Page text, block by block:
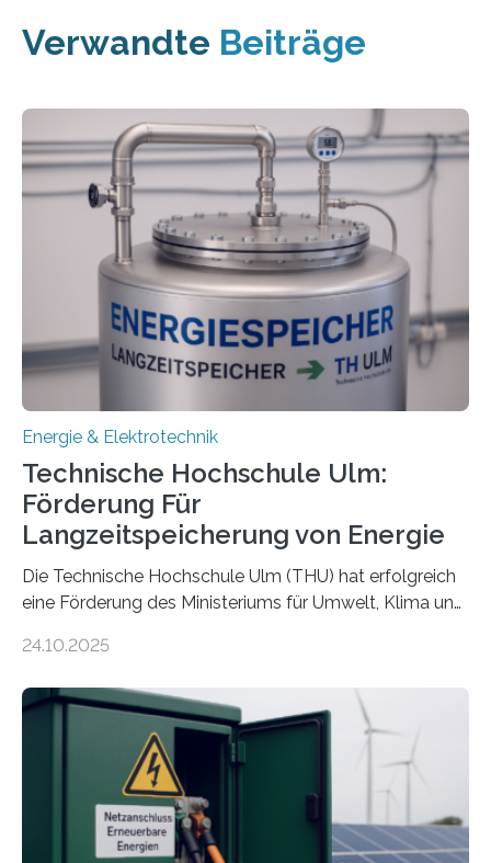
Verwandte Beiträge
Energie & Elektrotechnik
Technische Hochschule Ulm:
Förderung Für
Langzeitspeicherung von Energie
Die Technische Hochschule Ulm (THU) hat erfolgreich
eine Förderung des Ministeriums für Umwelt, Klima und
Forschungsprojekt „LAGER – Langzeitspeicherung in
Quartieren“ eingeworben. Ziel des Projekts ist die
Entwicklung, Erprobung und Demonstration von
Konzepten zur langfristigen Energiespeicherung in
sektorübergreifend vernetzten Energiesystemen. Das
Projekt startete am 15. Oktober 2025, hat eine Laufzeit
von drei Jahren und ein Gesamtvolumen von rund 2,9
24.10.2025